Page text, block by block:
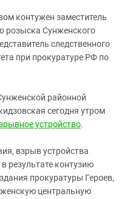
ЗА ПАЛЕСТИНУ
В ЧЕЧНЕ
АКТИВИСТОВ
И ПРОТЕСТЫ
контужен заместитель
розыска Сунженского
следственного
при прокуратуре РФ по
районной
сегодня утром
устройство.
взрыв устройства
результате контузию
прокуратуры Героев,
центральную